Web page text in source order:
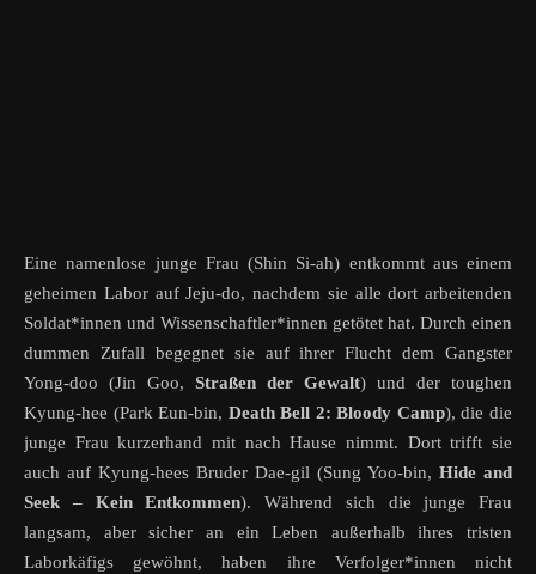
Eine namenlose junge Frau (Shin Si-ah) entkommt aus einem
geheimen Labor auf Jeju-do, nachdem sie alle dort arbeitenden
Soldat*innen und Wissenschaftler*innen getötet hat. Durch einen
dummen Zufall begegnet sie auf ihrer Flucht dem Gangster
Yong-doo (Jin Goo, Straßen der Gewalt) und der toughen
Kyung-hee (Park Eun-bin, Death Bell 2: Bloody Camp), die die
junge Frau kurzerhand mit nach Hause nimmt. Dort trifft sie
auch auf Kyung-hees Bruder Dae-gil (Sung Yoo-bin, Hide and
Seek – Kein Entkommen). Während sich die junge Frau
langsam, aber sicher an ein Leben außerhalb ihres tristen
Laborkäfigs gewöhnt, haben ihre Verfolger*innen nicht